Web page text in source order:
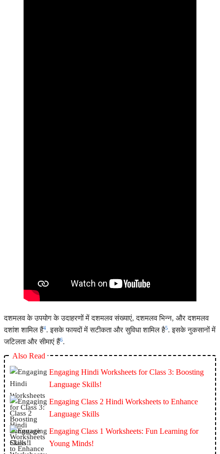
दशमलव के उपयोग के उदाहरणों में दशमलव संख्याएं, दशमलव भिन्न, और दशमलव
दशांश शामिल हैं4. इसके फायदों में सटीकता और सुविधा शामिल है5. इसके नुकसानों में
जटिलता और सीमाएं हैं6.
Also Read
Engaging Hindi Worksheets for Class 3: Boosting
Language Skills!
Engaging Class 2 Hindi Worksheets to Enhance
Language Skills
Engaging Class 1 Worksheets: Fun Learning for
Young Minds!